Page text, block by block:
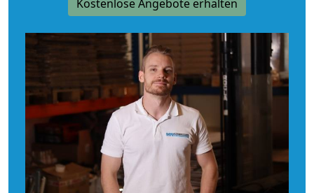
Kostenlose Angebote erhalten